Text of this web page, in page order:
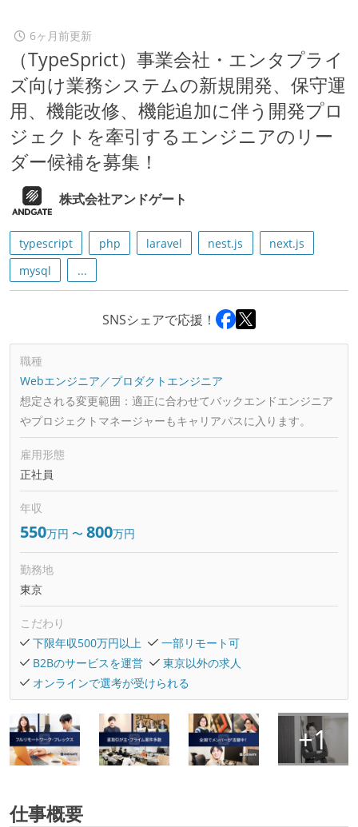
6ヶ月前更新
（TypeSprict）事業会社・エンタプライ
ズ向け業務システムの新規開発、保守運
用、機能改修、機能追加に伴う開発プロ
ジェクトを牽引するエンジニアのリー
ダー候補を募集！
株式会社アンドゲート
typescript php laravel nest.js
next.js
mysql
...
SNSシェアで応援！
職種
Webエンジニア／プロダクトエンジニア
想定される変更範囲： 適正に合わせてバックエンドエンジニア
やプロジェクトマネージャーもキャリアパスに入ります。
雇用形態
正社員
年収
550万円 〜 800万円
勤務地
東京
こだわり
下限年収500万円以上
一部リモート可
B2Bのサービスを運営
東京以外の求人
オンラインで選考が受けられる
仕事概要